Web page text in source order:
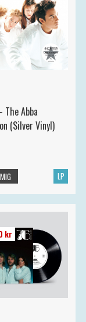
The Abba
(Silver Vinyl)
LP
kr